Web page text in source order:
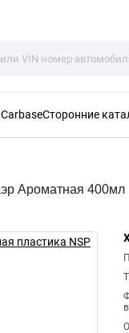
CarbaseСторонние
Ароматная 400мл